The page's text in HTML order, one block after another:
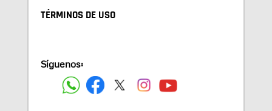
TÉRMINOS DE USO
Síguenos: